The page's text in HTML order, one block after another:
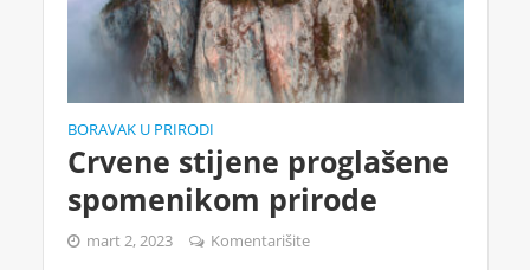
BORAVAK U PRIRODI
Crvene stijene proglašene
spomenikom prirode
mart 2, 2023 Komentarišite